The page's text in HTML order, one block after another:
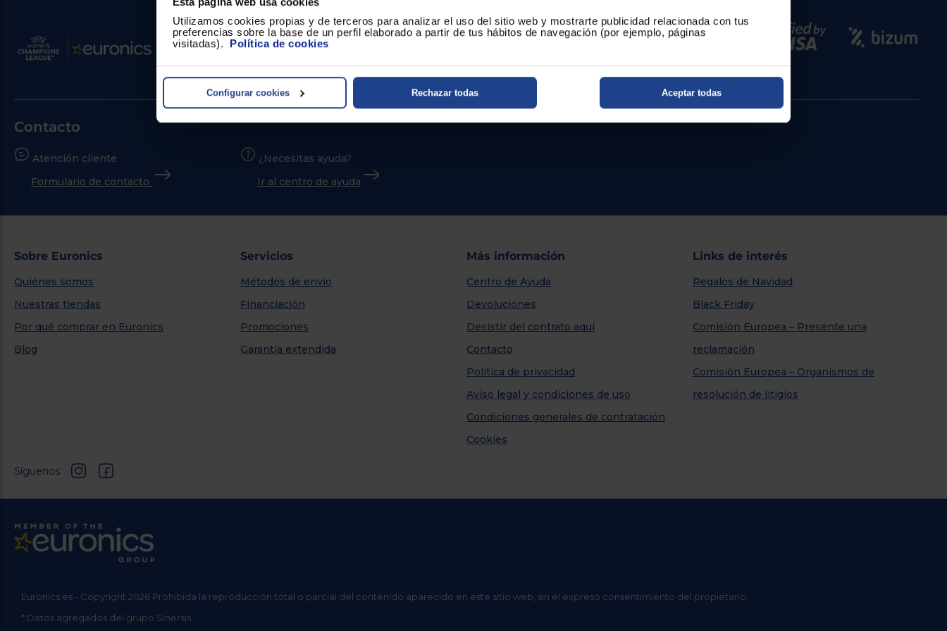
Utilizamos cookies propias y de terceros para analizar el uso del sitio web y mostrarte publicidad relacionada con tus
preferencias sobre la base de un perfil elaborado a partir de tus hábitos de navegación (por ejemplo, páginas
visitadas). Política de cookies
Rechazar todas
Configurar cookies Aceptar todas
Contacto
Atención cliente
Formulario de contacto
¿Necesitas ayuda?
Ir al centro de ayuda
Sobre Euronics
Quiénes somos
Nuestras tiendas
Por qué comprar en Euronics
Blog
Servicios
Métodos de envío
Financiación
Promociones
Garantía extendida
Más información
Centro de Ayuda
Devoluciones
Desistir del contrato aquí
Contacto
Política de privacidad
Aviso legal y condiciones de uso
Condiciones generales de contratación
Cookies
Links de interés
Regalos de Navidad
Black Friday
Comisión Europea – Presente una
reclamación
Comisión Europea – Organismos de
resolución de litigios
Síguenos
Euronics.es - Copyright 2026 Prohibida la reproducción total o parcial del contenido aparecido en este sitio web, sin el expreso consentimiento del propietario.
* Datos agregados del grupo Sinersis